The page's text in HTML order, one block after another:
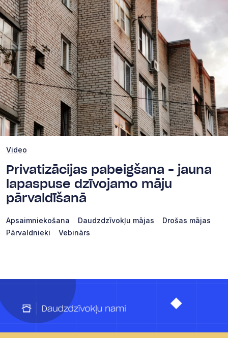
Video
Privatizācijas pabeigšana – jauna
lapaspuse dzīvojamo māju
pārvaldīšanā
Apsaimniekošana Daudzdzīvokļu mājas
Drošas mājas
Pārvaldnieki
Vebinārs